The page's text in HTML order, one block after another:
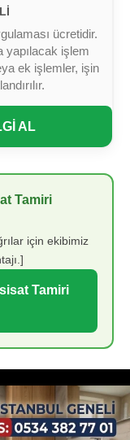
ücretidir.
yapılacak işlem
ek işlemler, işin
AL
Tamiri
için ekibimiz
Tamiri